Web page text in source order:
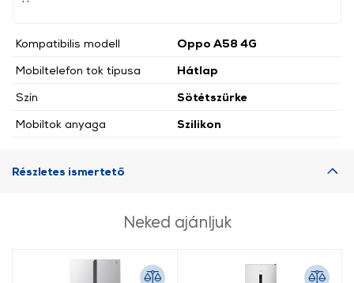
Kompatibilis modell
Oppo A58 4G
Mobiltelefon tok típusa
Hátlap
Szín
Sötétszürke
Mobiltok anyaga
Szilikon
Részletes ismertető
Neked ajánljuk